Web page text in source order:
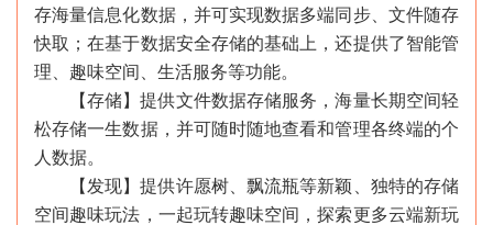
存海量信息化数据，并可实现数据多端同步、文件随存
快取；在基于数据安全存储的基础上，还提供了智能管
理、趣味空间、生活服务等功能。
【存储】提供文件数据存储服务，海量长期空间轻
松存储一生数据，并可随时随地查看和管理各终端的个
人数据。
【发现】提供许愿树、飘流瓶等新颖、独特的存储
空间趣味玩法，一起玩转趣味空间，探索更多云端新玩